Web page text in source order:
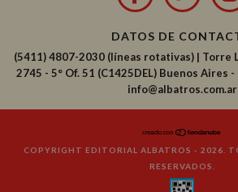
DATOS DE
(5411) 4807-2030 (líneas rotativas)| Torre
2745 - 5° Of. 51 (C1425DEL) Buenos Aires
info@albatros.com.ar
COPYRIGHT EDITORIAL ALBATROS - 2026.
RESERVADOS.